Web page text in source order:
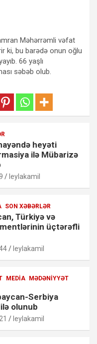
Məhərrəmli vəfat
ki, bu barədə onun oğlu
66 yaşlı
səbəb olub.
heyəti
ilə Mübarizə
leylakamil
SON XƏBƏRLƏR
Türkiyə və
üçtərəfli
leylakamil
MEDIA MƏDƏNIYYƏT
Serbiya
olunub
leylakamil